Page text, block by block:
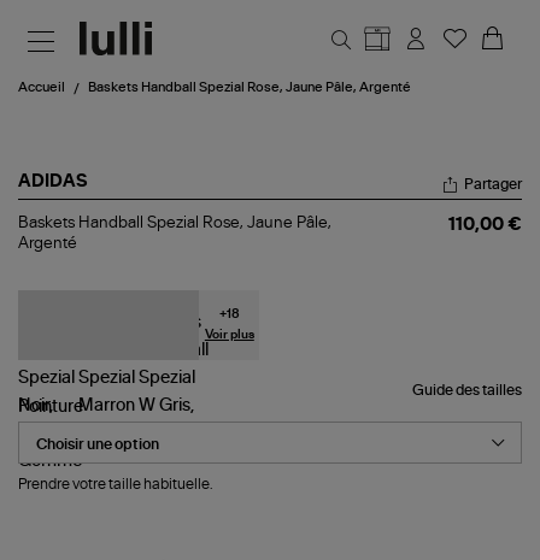
Accueil Baskets Handball Spezial Rose, Jaune Pâle, Argenté
ADIDAS
Baskets
Handball
Spezial
Partager
Baskets Handball Spezial Rose, Jaune Pâle,
Argenté
110,00 €
+18
Voir plus
Guide des tailles
Pointure
Prendre votre taille habituelle.